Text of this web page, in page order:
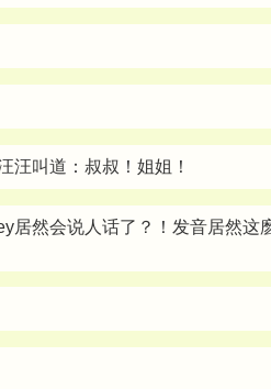
汪叫道：叔叔！姐姐！
居然会说人话了？！发音居然这